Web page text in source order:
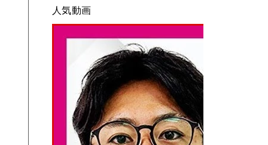
人気動画